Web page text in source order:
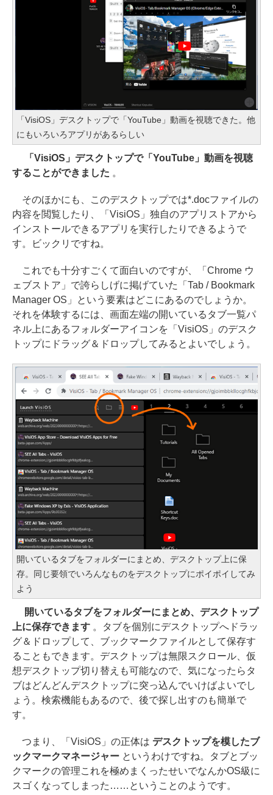
「VisiOS」デスクトップで「YouTube」動画を視聴できた。他
にもいろいろアプリがあるらしい
「VisiOS」デスクトップで「YouTube」動画を視聴
することができました 。
そのほかにも、このデスクトップでは*.docファイルの
内容を閲覧したり、「VisiOS」独自のアプリストアから
インストールできるアプリを実行したりできるようで
す。ビックリですね。
これでも十分すごくて面白いのですが、「Chrome ウ
ェブストア」で誇らしげに掲げていた「Tab / Bookmark
Manager OS」という要素はどこにあるのでしょうか。
それを体験するには、画面左端の開いているタブ一覧パ
ネル上にあるフォルダーアイコンを「VisiOS」のデスク
トップにドラッグ＆ドロップしてみるとよいでしょう。
開いているタブをフォルダーにまとめ、デスクトップ上に保
存。同じ要領でいろんなものをデスクトップにポイポイしてみ
よう
開いているタブをフォルダーにまとめ、デスクトップ
上に保存できます 。タブを個別にデスクトップへドラッ
グ＆ドロップして、ブックマークファイルとして保存す
ることもできます。デスクトップは無限スクロール、仮
想デスクトップ切り替えも可能なので、気になったらタ
ブはどんどんデスクトップに突っ込んでいけばよいでし
ょう。検索機能もあるので、後で探し出すのも簡単で
す。
つまり、「VisiOS」の正体は デスクトップを模したブ
ックマークマネージャー というわけですね。タブとブッ
クマークの管理これを極めまくったせいでなんかOS級に
スゴくなってしまった……ということのようです。